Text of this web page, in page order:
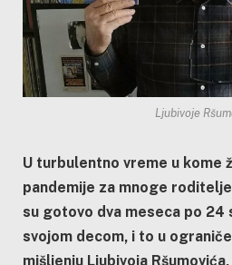
Ljubivoje
U turbulentno vreme u kome
pandemije za mnoge
su gotovo dva meseca po 24
svojom decom, i to u
mišljenju Ljubivoja